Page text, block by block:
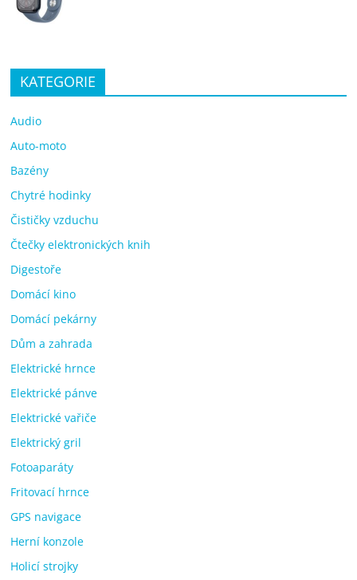
KATEGORIE
Audio
Auto-moto
Bazény
Chytré hodinky
Čističky vzduchu
Čtečky elektronických knih
Digestoře
Domácí kino
Domácí pekárny
Dům a zahrada
Elektrické hrnce
Elektrické pánve
Elektrické vařiče
Elektrický gril
Fotoaparáty
Fritovací hrnce
GPS navigace
Herní konzole
Holicí strojky